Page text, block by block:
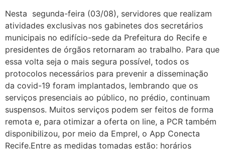
Nesta segunda-feira (03/08), servidores que realizam
atividades exclusivas nos gabinetes dos secretários
municipais no edifício-sede da Prefeitura do Recife e
presidentes de órgãos retornaram ao trabalho. Para que
essa volta seja o mais segura possível, todos os
protocolos necessários para prevenir a disseminação
da covid-19 foram implantados, lembrando que os
serviços presenciais ao público, no prédio, continuam
suspensos. Muitos serviços podem ser feitos de forma
remota e, para otimizar a oferta on line, a PCR também
disponibilizou, por meio da Emprel, o App Conecta
Recife.Entre as medidas tomadas estão: horários